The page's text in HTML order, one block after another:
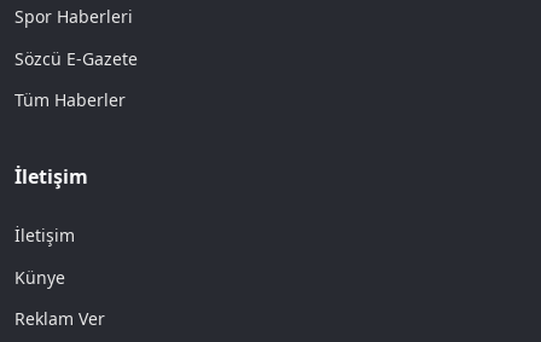
Spor Haberleri
Sözcü E-Gazete
Tüm Haberler
İletişim
İletişim
Künye
Reklam Ver